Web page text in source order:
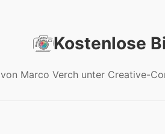
Kostenlose
von Marco Verch unter Creative-